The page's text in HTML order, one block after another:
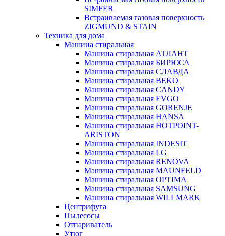
SIMFER
Встраиваемая газовая поверхность
ZIGMUND & STAIN
Техника для дома
Машина стиральная
Машина стиральная АТЛАНТ
Машина стиральная БИРЮСА
Машина стиральная СЛАВДА
Машина стиральная BEKO
Машина стиральная CANDY
Машина стиральная EVGO
Машина стиральная GORENJE
Машина стиральная HANSA
Машина стиральная HOTPOINT-
ARISTON
Машина стиральная INDESIT
Машина стиральная LG
Машина стиральная RENOVA
Машина стиральная MAUNFELD
Машина стиральная OPTIMA
Машина стиральная SAMSUNG
Машина стиральная WILLMARK
Центрифуга
Пылесосы
Отпариватель
Утюг